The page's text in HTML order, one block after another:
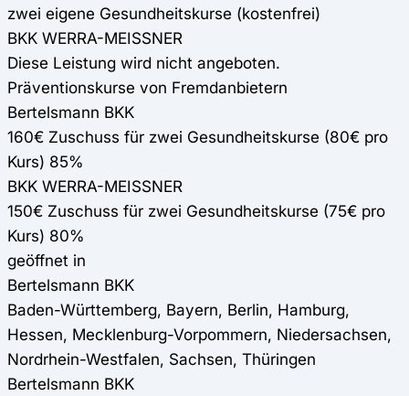
zwei eigene Gesundheitskurse (kostenfrei)
BKK WERRA-MEISSNER
Diese Leistung wird nicht angeboten.
Präventionskurse von Fremdanbietern
Bertelsmann BKK
160€ Zuschuss für zwei Gesundheitskurse (80€ pro
Kurs) 85%
BKK WERRA-MEISSNER
150€ Zuschuss für zwei Gesundheitskurse (75€ pro
Kurs) 80%
geöffnet in
Bertelsmann BKK
Baden-Württemberg, Bayern, Berlin, Hamburg,
Hessen, Mecklenburg-Vorpommern, Niedersachsen,
Nordrhein-Westfalen, Sachsen, Thüringen
Bertelsmann BKK